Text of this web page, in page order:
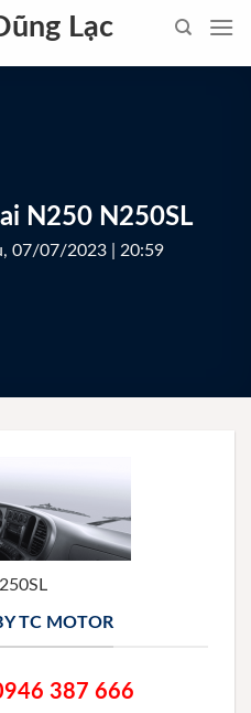
Lạc
N250 N250SL
07/07/2023 | 20:59
TC MOTOR
387 666